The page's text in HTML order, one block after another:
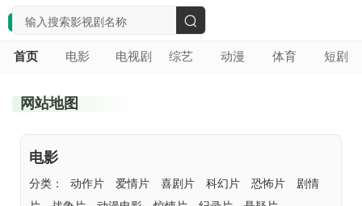
首页 电影 电视剧 综艺 动漫 体育 短剧
搜
网站地图
电影
分类： 动作片 爱情片 喜剧片 科幻片 恐怖片
剧情